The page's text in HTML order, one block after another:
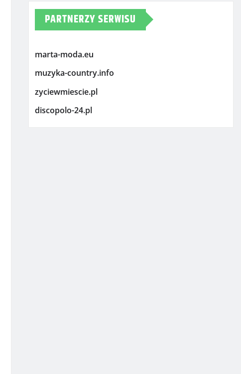
PARTNERZY SERWISU
marta-moda.eu
muzyka-country.info
zyciewmiescie.pl
discopolo-24.pl